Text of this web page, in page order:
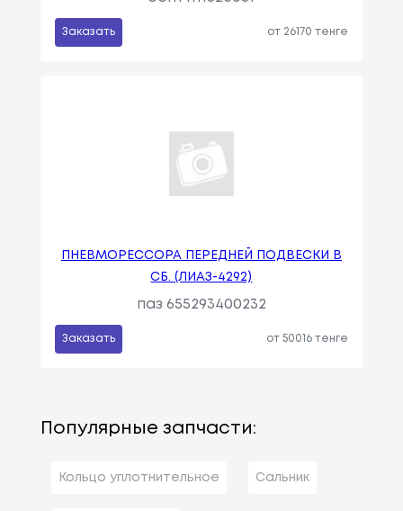
Заказать от 26170 тенге
ПНЕВМОРЕССОРА ПЕРЕДНЕЙ ПОДВЕСКИ В
СБ. (ЛИАЗ-4292)
паз 655293400232
Заказать от 50016 тенге
Популярные запчасти:
Кольцо уплотнительное Сальник